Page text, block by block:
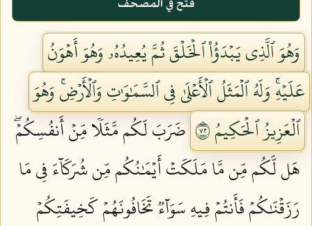
فتح في المصحف
وَهُوَ ٱلَّذِي يَبۡدَؤُاْ ٱلۡخَلۡقَ ثُمَّ يُعِيدُهُۥ وَهُوَ أَهۡوَنُ
عَلَيۡهِۚ وَلَهُ ٱلۡمَثَلُ ٱلۡأَعۡلَىٰ فِي ٱلسَّمَٰوَٰتِ وَٱلۡأَرۡضِۚ وَهُوَ
ٱلۡعَزِيزُ ٱلۡحَكِيمُ ٢٧
ضَرَبَ لَكُم مَّثَلٗا مِّنۡ أَنفُسِكُمۡۖ
هَل لَّكُم مِّن مَّا مَلَكَتۡ أَيۡمَٰنُكُم مِّن شُرَكَآءَ فِي مَا
رَزَقۡنَٰكُمۡ فَأَنتُمۡ فِيهِ سَوَآءٞ تَخَافُونَهُمۡ كَخِيفَتِكُمۡ